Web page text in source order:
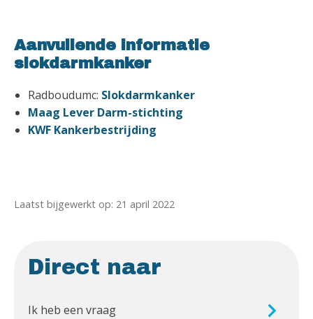
Aanvullende informatie
slokdarmkanker
Radboudumc: Slokdarmkanker
Maag Lever Darm-stichting
KWF Kankerbestrijding
Laatst bijgewerkt op: 21 april 2022
Direct naar
Ik heb een vraag